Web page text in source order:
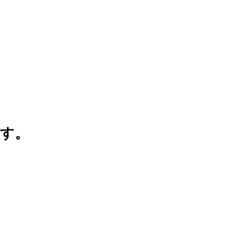
。